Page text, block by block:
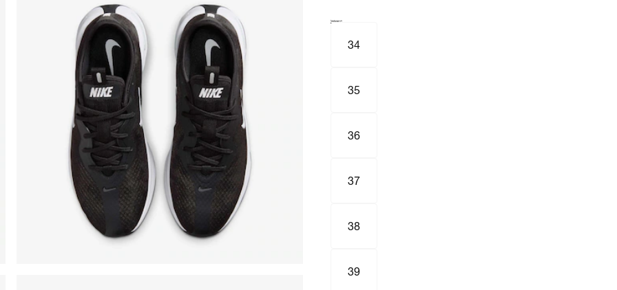
34
35
36
37
38
39